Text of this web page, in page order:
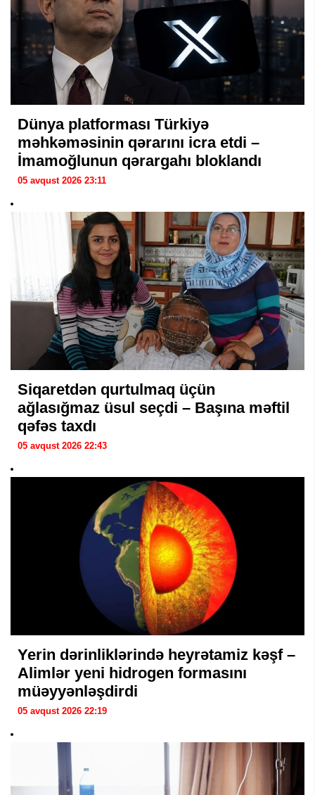
Dünya platforması Türkiyə
məhkəməsinin qərarını icra etdi –
İmamoğlunun qərargahı bloklandı
05 avqust 2026 23:11
Siqaretdən qurtulmaq üçün
ağlasığmaz üsul seçdi – Başına məftil
qəfəs taxdı
05 avqust 2026 22:43
Yerin dərinliklərində heyrətamiz kəşf –
Alimlər yeni hidrogen formasını
müəyyənləşdirdi
05 avqust 2026 22:19